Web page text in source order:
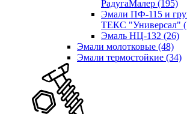
РадугаМалер (195)
Эмали ПФ-115 и
ТЕКС "Универсал"
Эмаль НЦ-132 (26)
Эмали молотковые (48)
Эмали термостойкие (34)